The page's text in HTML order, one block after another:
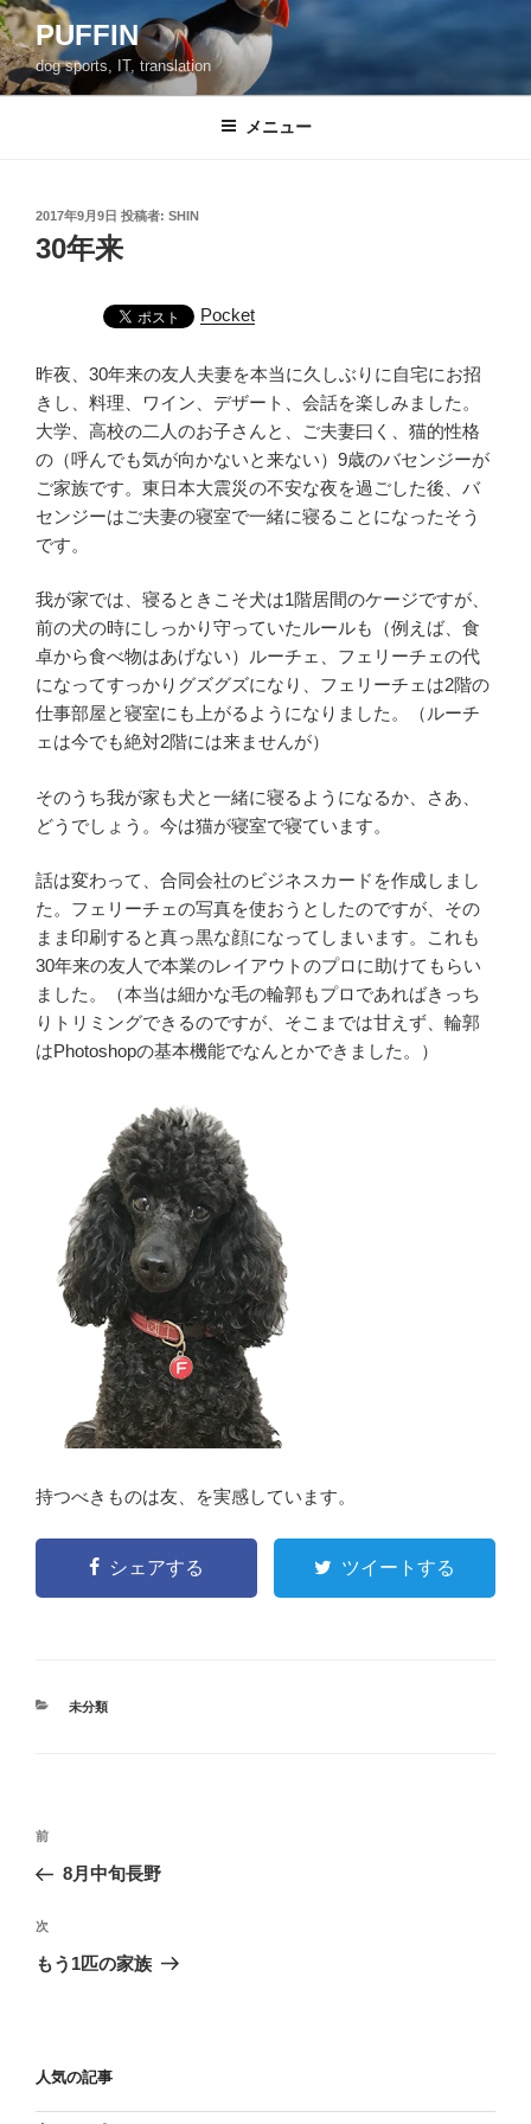
コ
ン
テ
ン
PUFFIN
dog sports, IT, translation
メニュー
投
稿
日:
2017年9月9日 投稿者: SHIN
30年来
Pocket
昨夜、30年来の友人夫妻を本当に久しぶりに自宅にお招
きし、料理、ワイン、デザート、会話を楽しみました。
大学、高校の二人のお子さんと、ご夫妻曰く、猫的性格
の（呼んでも気が向かないと来ない）9歳のバセンジーが
ご家族です。東日本大震災の不安な夜を過ごした後、バ
センジーはご夫妻の寝室で一緒に寝ることになったそう
です。
我が家では、寝るときこそ犬は1階居間のケージですが、
前の犬の時にしっかり守っていたルールも（例えば、食
卓から食べ物はあげない）ルーチェ、フェリーチェの代
になってすっかりグズグズになり、フェリーチェは2階の
仕事部屋と寝室にも上がるようになりました。（ルーチ
ェは今でも絶対2階には来ませんが）
そのうち我が家も犬と一緒に寝るようになるか、さあ、
どうでしょう。今は猫が寝室で寝ています。
話は変わって、合同会社のビジネスカードを作成しまし
た。フェリーチェの写真を使おうとしたのですが、その
まま印刷すると真っ黒な顔になってしまいます。これも
30年来の友人で本業のレイアウトのプロに助けてもらい
ました。（本当は細かな毛の輪郭もプロであればきっち
りトリミングできるのですが、そこまでは甘えず、輪郭
はPhotoshopの基本機能でなんとかできました。）
持つべきものは友、を実感しています。
シェアする ツイートする
カ
未分類
投
ナ
ビ
ゲ
ン
過
去
投
稿
前
8月中旬長野
次
の
次
もう1匹の家族
人気の記事